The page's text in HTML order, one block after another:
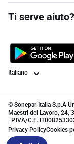
Ti serve aiuto?
Lingua
© Sonepar Italia S.p.A
Maestri del Lavoro, 24,
| P.IVA/C.F.
Privacy PolicyCookies